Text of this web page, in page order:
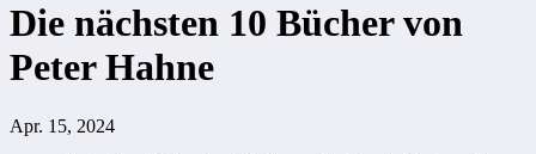
Die nächsten 10 Bücher von
Peter Hahne
Apr. 15, 2024